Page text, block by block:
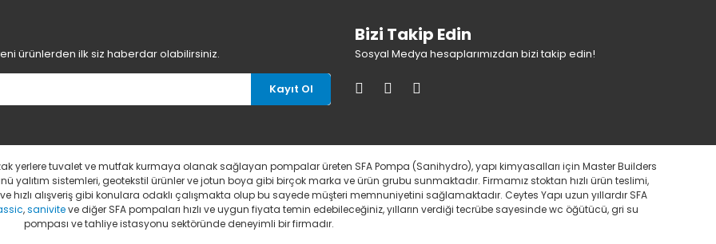
ürünlerden ilk siz haberdar olabilirsiniz.
Kayıt Ol
Bizi Takip Edin
Sosyal Medya hesaplarımızdan bizi takip edin!
yerlere tuvalet ve mutfak kurmaya olanak sağlayan pompalar üreten SFA Pompa (Sanihydro), yapı kimyasalları için Master Builders
yalıtım sistemleri, geotekstil ürünler ve jotun boya gibi birçok marka ve ürün grubu sunmaktadır. Firmamız stoktan hızlı ürün teslimi,
alışveriş gibi konulara odaklı çalışmakta olup bu sayede müşteri memnuniyetini sağlamaktadır. Ceytes Yapı uzun yıllardır SFA
,saniviteve diğer SFA pompaları hızlı ve uygun fiyata temin edebileceğiniz, yılların verdiği tecrübe sayesinde wc öğütücü, gri su
pompası ve tahliye istasyonu sektöründe deneyimli bir firmadır.